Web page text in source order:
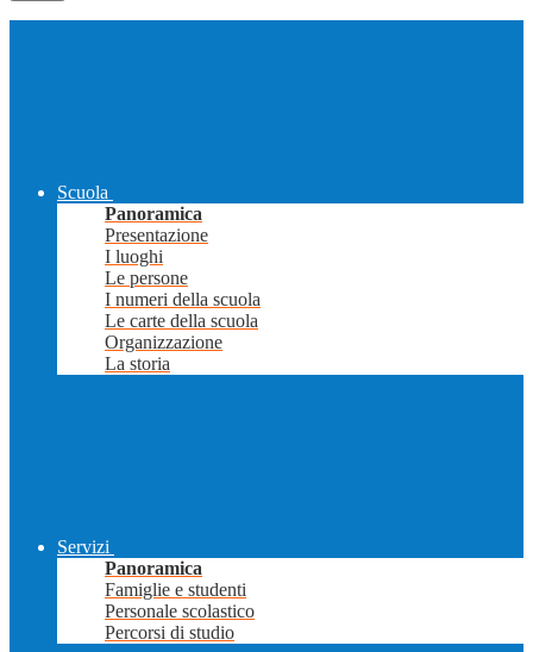
Scuola
Panoramica
Presentazione
I luoghi
Le persone
I numeri della scuola
Le carte della scuola
Organizzazione
La storia
Servizi
Panoramica
Famiglie e studenti
Personale scolastico
Percorsi di studio